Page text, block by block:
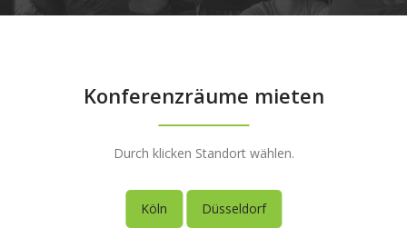
Konferenzräume mieten
Durch klicken Standort wählen.
Köln Düsseldorf